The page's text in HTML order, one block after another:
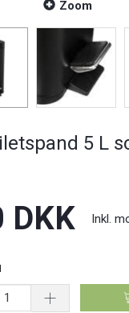
Zoom
5 L
DKK Inkl.